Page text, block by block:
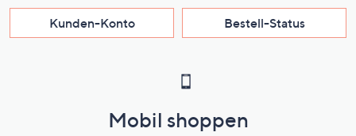
Kunden-Konto Bestell-Status
Mobil shoppen